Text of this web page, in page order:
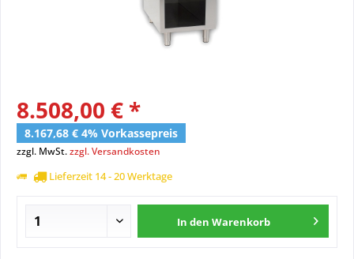
8.508,00 € *
8.167,68 € 4% Vorkassepreis
zzgl. MwSt.zzgl. Versandkosten
Lieferzeit 14 - 20 Werktage
In den Warenkorb